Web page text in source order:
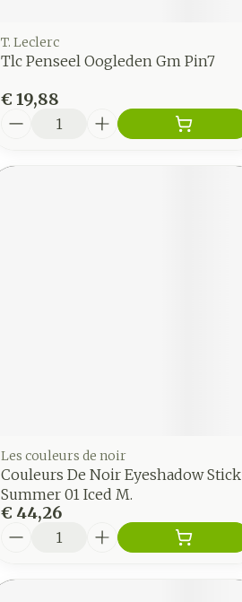
T. Leclerc
Tlc Penseel Oogleden Gm Pin7
€ 19,88
Les couleurs de noir
Couleurs De Noir Eyeshadow Stick
Summer 01 Iced M.
€ 44,26